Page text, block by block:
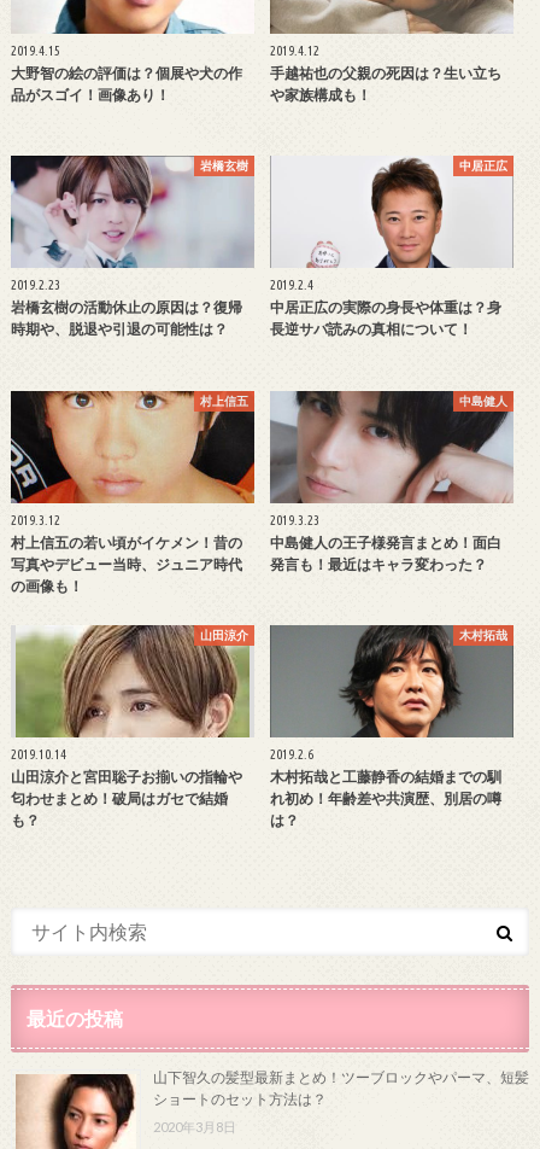
2019.4.15
大野智の絵の評価は？個展や犬の作
品がスゴイ！画像あり！
2019.4.12
手越祐也の父親の死因は？生い立ち
や家族構成も！
岩橋玄樹
2019.2.23
岩橋玄樹の活動休止の原因は？復帰
時期や、脱退や引退の可能性は？
中居正広
2019.2.4
中居正広の実際の身長や体重は？身
長逆サバ読みの真相について！
村上信五
2019.3.12
村上信五の若い頃がイケメン！昔の
写真やデビュー当時、ジュニア時代
の画像も！
中島健人
2019.3.23
中島健人の王子様発言まとめ！面白
発言も！最近はキャラ変わった？
山田涼介
2019.10.14
山田涼介と宮田聡子お揃いの指輪や
匂わせまとめ！破局はガセで結婚
も？
木村拓哉
2019.2.6
木村拓哉と工藤静香の結婚までの馴
れ初め！年齢差や共演歴、別居の噂
は？
最近の投稿
山下智久の髪型最新まとめ！ツーブロックやパーマ、短髪
ショートのセット方法は？
2020年3月8日